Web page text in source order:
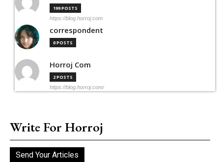
199 POSTS
https://blog.horroj.com
correspondent
0 POSTS
Horroj Com
2 POSTS
https://blog.horroj.com/
Write For Horroj
Send Your Articles